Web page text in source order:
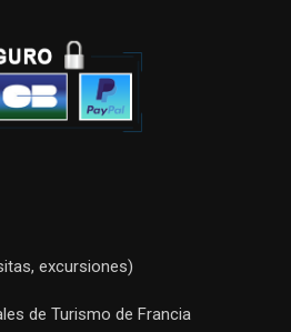
excursiones)
de Turismo de Francia